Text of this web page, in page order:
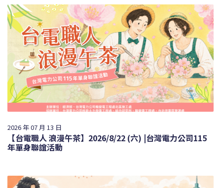
2026 年 07 月 13 日
【台電職人 浪漫午茶】2026/8/22 (六) |台灣電力公司115
年單身聯誼活動